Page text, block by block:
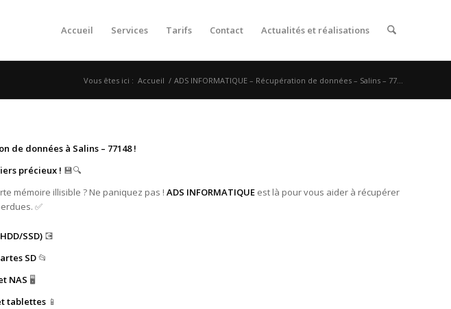
Accueil Services Tarifs Contact Actualités et réalisations
Vous êtes ici : Accueil / ADS INFORMATIQUE – Récupération de données – Salins – 77...
de données à Salins – 77148 !
précieux ! 💾🔍
mémoire illisible ? Ne paniquez pas ! ADS INFORMATIQUE est là pour vous aider à récupérer
✅
SSD) 💽
SD📂
NAS 🖥️
tablettes📱